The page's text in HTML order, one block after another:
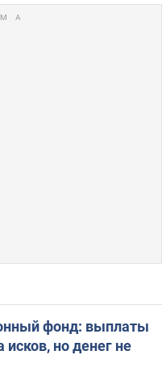
фонд: выплаты
но денег не